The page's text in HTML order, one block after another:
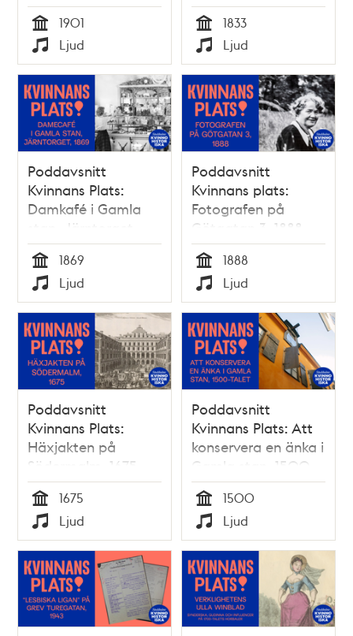
Tid
1901
Typ
Ljud Tid
1833
Typ
Ljud
Poddavsnitt
Kvinnans Plats:
Damkafé i Gamla
stan, Järntorget,
1869
Tid
1869
Typ
Ljud
Poddavsnitt
Kvinnans plats:
Fotografen på
Götgatan 3, 1888
Tid
1888
Typ
Ljud
Poddavsnitt
Kvinnans Plats:
Häxjakten på
Södermalm, 1675
Tid
1675
Typ
Ljud
Poddavsnitt
Kvinnans Plats: Att
konservera en änka i
Gamla stan, 1500-
talet
Tid
1500
Typ
Ljud